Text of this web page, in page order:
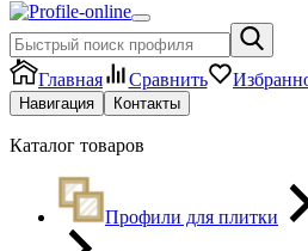
Главная Сравнить
Навигация Контакты
Каталог товаров
Профили для плитки